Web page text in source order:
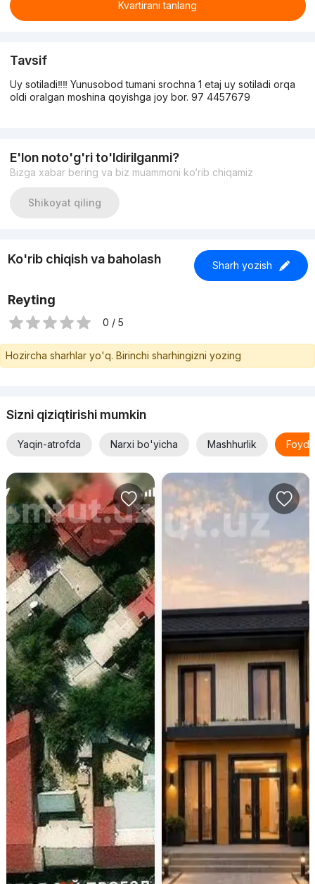
Kvartirani tanlang
Tavsif
Uy sotiladi‼️‼️ Yunusobod tumani srochna 1 etaj uy sotiladi orqa
oldi oralgan moshina qoyishga joy bor. 97 4457679
E'lon noto'g'ri to'ldirilganmi?
Bizga xabar bering va biz muammoni ko‘rib chiqamiz
Shikoyat qiling
Ko'rib chiqish va baholash Sharh yozish
Reyting
0 / 5
Hozircha sharhlar yo'q. Birinchi sharhingizni yozing
Sizni qiziqtirishi mumkin
Yaqin-atrofda Narxi bo'yicha Mashhurlik